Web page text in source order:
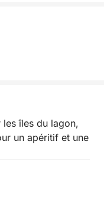
îles du lagon,
un apéritif et une